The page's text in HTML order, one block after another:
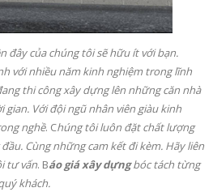
đây của chúng tôi sẽ hữu ít với bạn.
với nhiều năm kinh nghiệm trong lĩnh
thi công xây dựng lên những căn nhà
Với đội ngũ nhân viên giàu kinh
nghề. Chúng tôi luôn đặt chất lượng
Cùng những cam kết đi kèm. Hãy liên
tư vấn. Báo giá xây dựngbóc tách từng
khách.